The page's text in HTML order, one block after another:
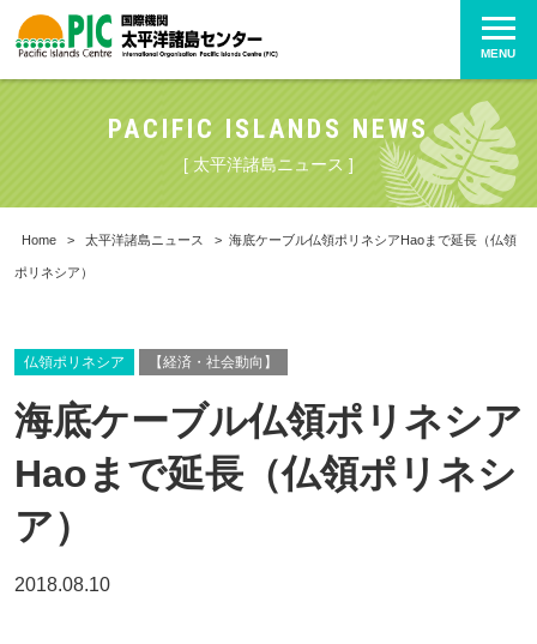
MENU
PACIFIC ISLANDS NEWS
[ 太平洋諸島ニュース ]
Home > 太平洋諸島ニュース > 海底ケーブル仏領ポリネシアHaoまで延長（仏領
ポリネシア）
仏領ポリネシア 【経済・社会動向】
海底ケーブル仏領ポリネシア
Haoまで延長（仏領ポリネシ
ア）
2018.08.10